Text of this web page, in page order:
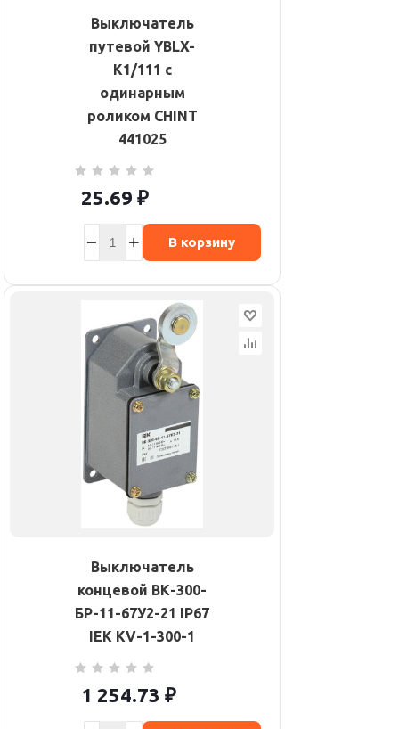
Выключатель
путевой YBLX-
K1/111 с
одинарным
роликом CHINT
441025
25.69 ₽
В корзину
Выключатель
концевой ВК-300-
БР-11-67У2-21 IP67
IEK KV-1-300-1
1 254.73 ₽